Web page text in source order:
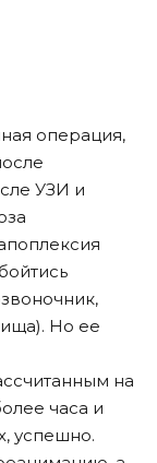
операция,
УЗИ и
Но ее
на
часа и
успешно.